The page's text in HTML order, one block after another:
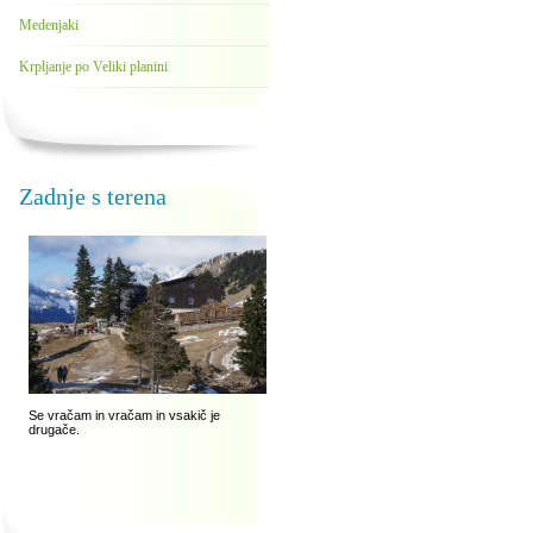
Medenjaki
Krpljanje po Veliki planini
Zadnje s terena